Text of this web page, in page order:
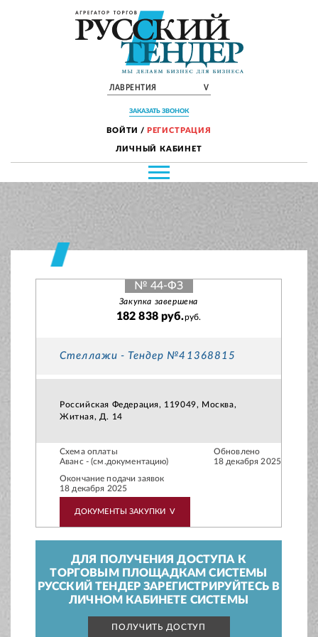
ЛАВРЕНТИЯ V
ЗАКАЗАТЬ ЗВОНОК
ВОЙТИ / РЕГИСТРАЦИЯ
ЛИЧНЫЙ КАБИНЕТ
№ 44-ФЗ
Закупка завершена
182 838 руб.руб.
Стеллажи - Тендер №41368815
Российская Федерация, 119049, Москва,
Житная, Д. 14
Схема оплаты
Аванс - (см.документацию)
Обновлено
18 декабря 2025
Окончание подачи заявок
18 декабря 2025
ДОКУМЕНТЫ ЗАКУПКИ V
ДЛЯ ПОЛУЧЕНИЯ ДОСТУПА К
ТОРГОВЫМ ПЛОЩАДКАМ СИСТЕМЫ
РУССКИЙ ТЕНДЕР ЗАРЕГИСТРИРУЙТЕСЬ В
ЛИЧНОМ КАБИНЕТЕ СИСТЕМЫ
ПОЛУЧИТЬ ДОСТУП